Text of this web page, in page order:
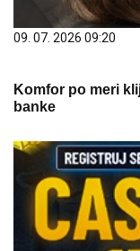
09. 07. 2026 09:20
Komfor po meri
banke